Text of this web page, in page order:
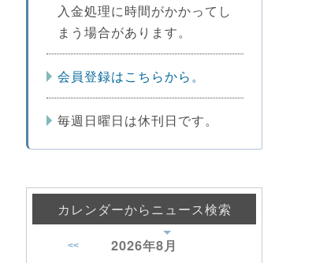
入金処理に時間がかかってし
まう場合があります。
会員登録はこちらから。
毎週日曜日は休刊日です。
カレンダーからニュース検索
2026年8月
<<